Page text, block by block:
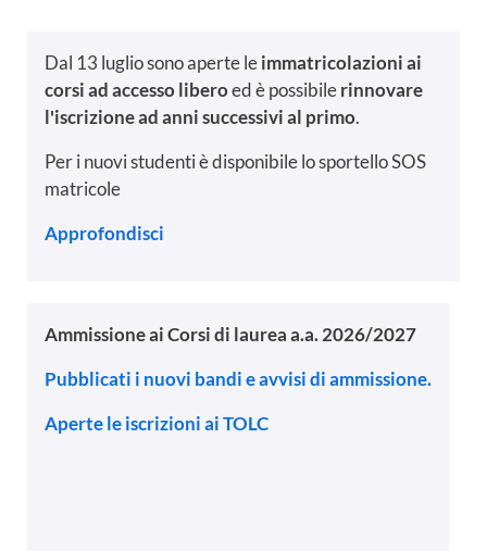
Dal 13 luglio sono aperte leimmatricolazioni ai
corsi ad accesso liberoed è possibilerinnovare
l'iscrizione ad anni successivi al primo.
Per i nuovi studenti è disponibile lo sportello SOS
matricole
Approfondisci
Ammissione ai Corsi di laurea a.a. 2026/2027
Pubblicati i nuovi bandi e avvisi di ammissione.
Aperte le iscrizioni ai TOLC